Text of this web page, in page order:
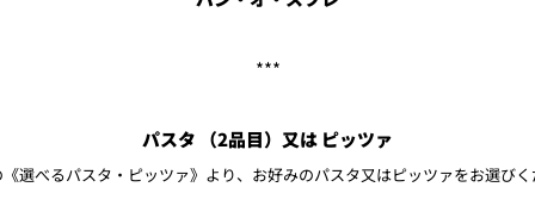
***
パスタ （2品目）又は ピッツァ
選べるパスタ・ピッツァ》より、お好みのパスタ又はピッツァをお選び